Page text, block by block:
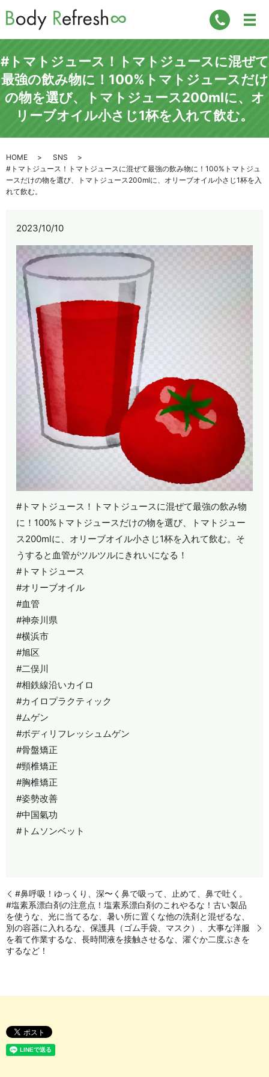
#トマトジュース！トマトジュースに混ぜて
最強の飲み物に！100%トマトジュースだけ
の物を選び、トマトジュース200mlに、オ
リーブオイル小さじ1杯を入れて飲む。
HOME
SNS
#トマトジュース！トマトジュースに混ぜて最強の飲み物に！100%トマトジュ
ースだけの物を選び、トマトジュース200mlに、オリーブオイル小さじ1杯を入
れて飲む。
2023/10/10
#トマトジュース！トマトジュースに混ぜて最強の飲み物
に！100%トマトジュースだけの物を選び、トマトジュー
ス200mlに、オリーブオイル小さじ1杯を入れて飲む。そ
うすると血管がツルツルにきれいになる！
#トマトジュース
#オリーブオイル
#血管
#神奈川県
#横浜市
#旭区
#二俣川
#相鉄線沿いカイロ
#カイロプラクティック
#ムゲン
#ボディリフレッシュムゲン
#骨盤矯正
#頸椎矯正
#胸椎矯正
#姿勢改善
#中国氣功
#トムソンベット
#鼻呼吸！ゆっくり、深〜く鼻で吸って、止めて、鼻で吐く。
#塩素系漂白剤の注意点！塩素系漂白剤のこれやるな！古い製品
を使うな、光に当てるな、暑い所に置くな他の洗剤と混ぜるな、
別の容器に入れるな、保護具（ゴム手袋、マスク）、大事な洋服
を着て作業するな、長時間液を接触させるな、濯ぐか二度ぶきを
するなど！